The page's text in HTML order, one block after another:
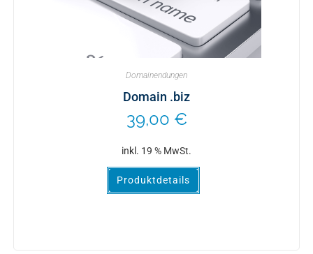
Domainendungen
Domain .biz
39,00 €
inkl. 19 % MwSt.
Produktdetails